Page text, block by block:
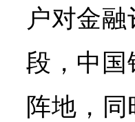
户对金
段，中国
阵地，